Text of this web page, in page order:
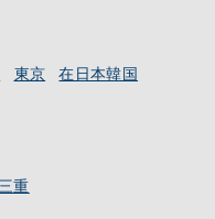
東京
在日本韓国
三重